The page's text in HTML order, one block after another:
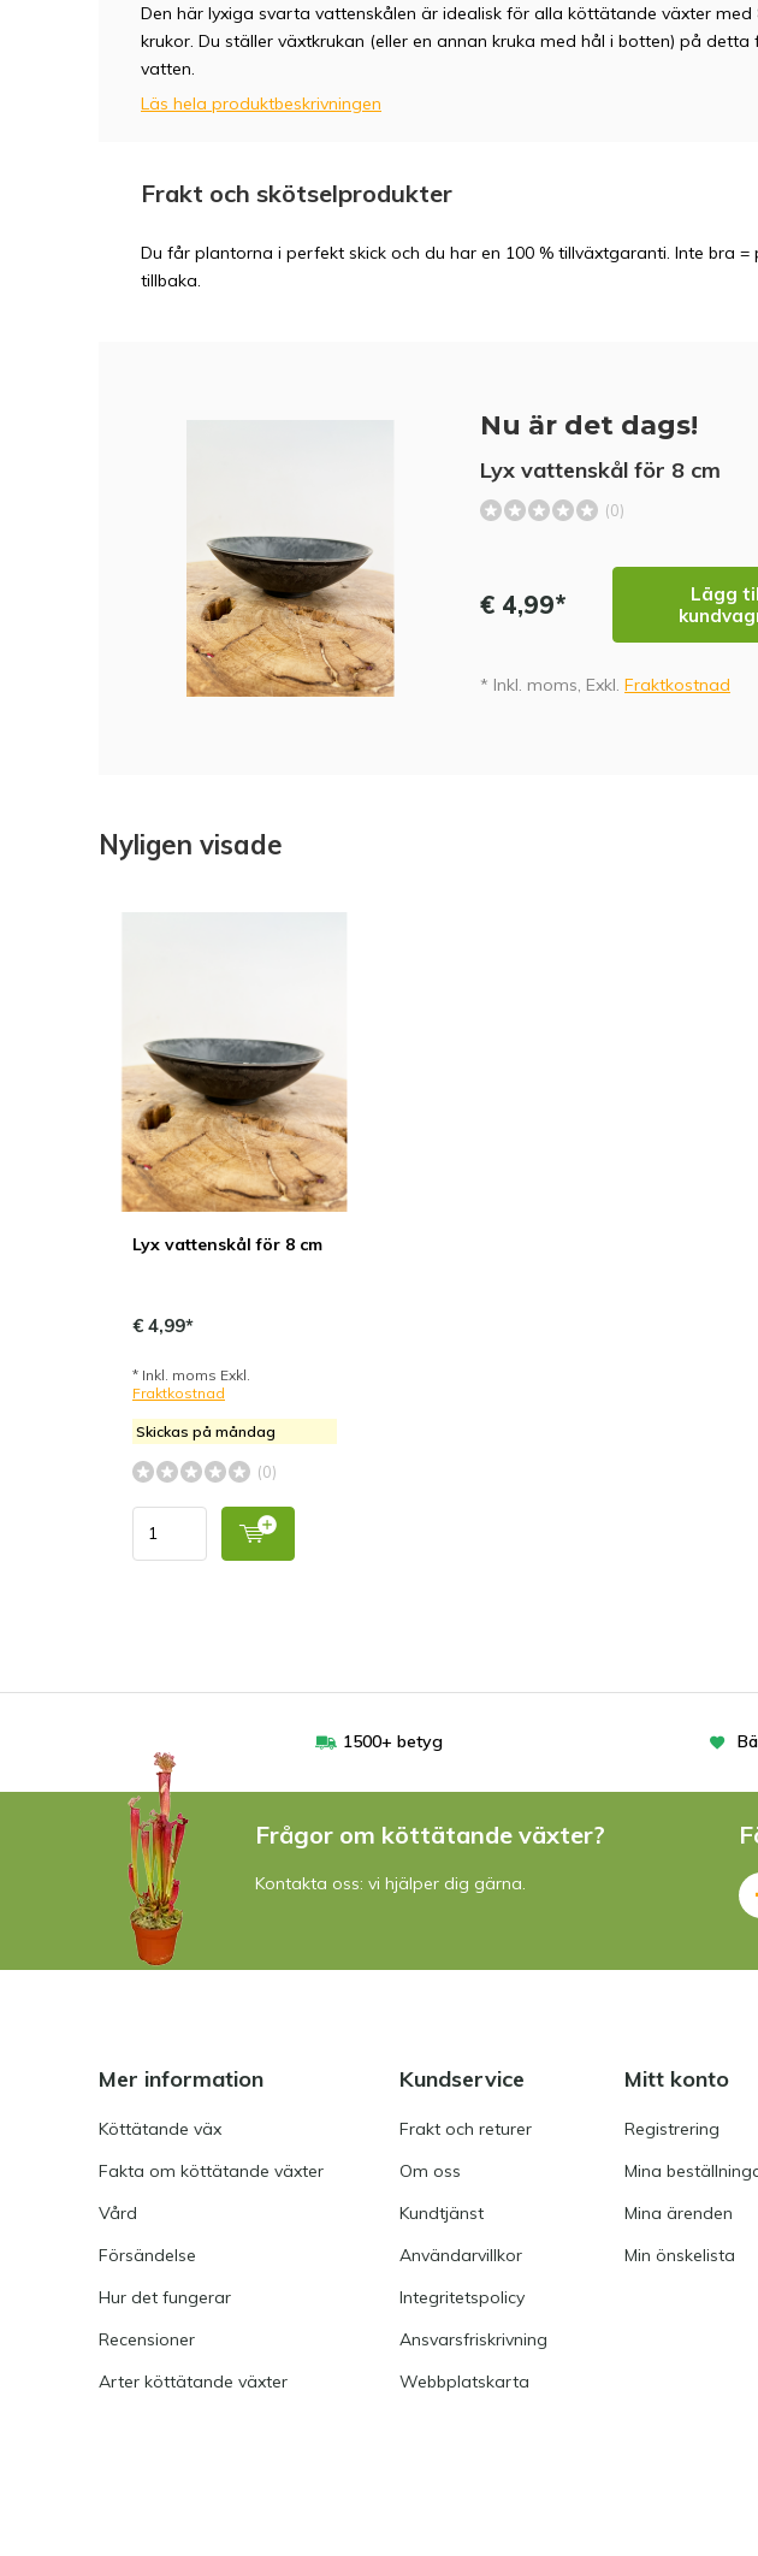
Den här lyxiga svarta vattenskålen är idealisk för alla köttätande växter med
krukor. Du ställer växtkrukan (eller en annan kruka med hål i botten) på detta
vatten.
Läs hela produktbeskrivningen
Frakt och skötselprodukter
Du får plantorna i perfekt skick och du har en 100 % tillväxtgaranti. Inte bra =
tillbaka.
Nu är det dags!
Lyx vattenskål för 8 cm
(0)
€ 4,99*
Lägg
* Inkl. moms, Exkl. Fraktkostnad
Nyligen visade
Lyx vattenskål för 8 cm
€ 4,99*
* Inkl. moms Exkl.
Fraktkostnad
Skickas på måndag
(0)
1500+ betyg
Frågor om köttätande växter?
Kontakta oss: vi hjälper dig gärna.
Mer information
Köttätande väx
Fakta om köttätande växter
Vård
Försändelse
Hur det fungerar
Recensioner
Arter köttätande växter
Kundservice
Frakt och returer
Om oss
Kundtjänst
Användarvillkor
Integritetspolicy
Ansvarsfriskrivning
Webbplatskarta
Mitt konto
Registrering
Mina
Mina ärenden
Min önskelista